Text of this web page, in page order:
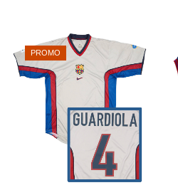
était :
69€.
est :
49€.
PROMO